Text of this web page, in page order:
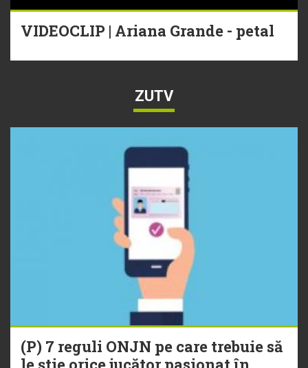
VIDEOCLIP | Ariana Grande - petal
ZUTV
(P) 7 reguli ONJN pe care trebuie să